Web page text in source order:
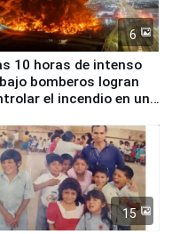
6
10 horas de intenso
bomberos logran
el incendio en una
Chile
15